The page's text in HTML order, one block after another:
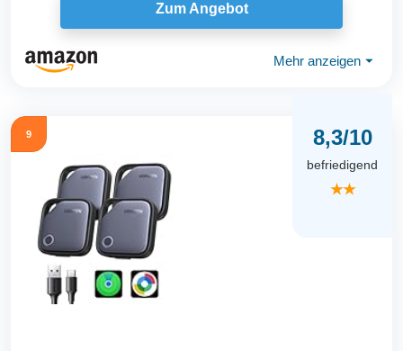
Zum Angebot
Mehr anzeigen ⏷
9 8,3/10
befriedigend
★★